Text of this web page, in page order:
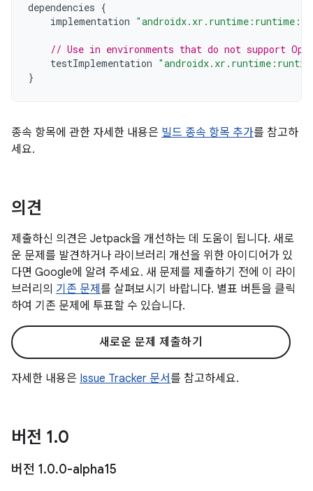
dependencies {
implementation
// Use in environments that do not support
testImplementation
}
종속 항목에 관한 자세한 내용은 빌드 종속 항목 추가를 참고하
세요.
의견
제출하신 의견은 Jetpack을 개선하는 데 도움이 됩니다. 새로
운 문제를 발견하거나 라이브러리 개선을 위한 아이디어가 있
다면 Google에 알려 주세요. 새 문제를 제출하기 전에 이 라이
브러리의 기존 문제 를 살펴보시기 바랍니다. 별표 버튼을 클릭
하여 기존 문제에 투표할 수 있습니다.
새로운 문제 제출하기
자세한 내용은 Issue Tracker 문서를 참고하세요.
버전 1.0
버전 1.0.0-alpha15